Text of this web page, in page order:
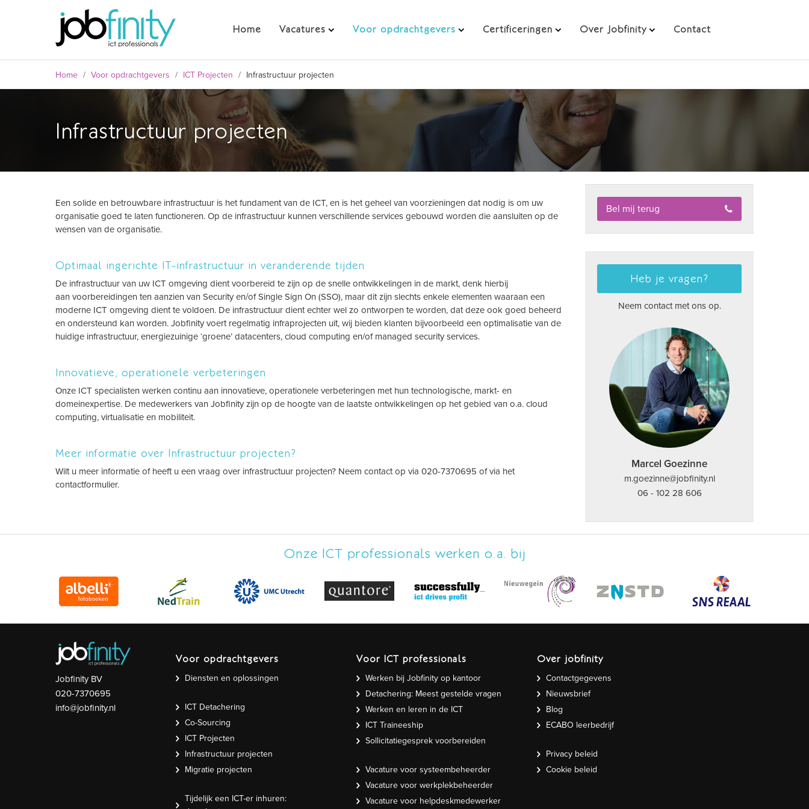
Home Vacatures Voor opdrachtgevers Certificeringen Over Jobfinity Contact
Home / Voor opdrachtgevers / ICT Projecten / Infrastructuur projecten
Infrastructuur projecten
formulier
Een solide en betrouwbare infrastructuur is het fundament van de ICT, en is het geheel van voorzieningen dat nodig is om uw
organisatie goed te laten functioneren. Op de infrastructuur kunnen verschillende services gebouwd worden die aansluiten op de
wensen van de organisatie.
Optimaal ingerichte IT-infrastructuur in veranderende tijden
De infrastructuur van uw ICT omgeving dient voorbereid te zijn op de snelle ontwikkelingen in de markt, denk hierbij
aan voorbereidingen ten aanzien van Security en/of Single Sign On (SSO), maar dit zijn slechts enkele elementen waaraan een
moderne ICT omgeving dient te voldoen. De infrastructuur dient echter wel zo ontworpen te worden, dat deze ook goed beheerd
en ondersteund kan worden. Jobfinity voert regelmatig infraprojecten uit, wij bieden klanten bijvoorbeeld een optimalisatie van de
huidige infrastructuur, energiezuinige ‘groene’ datacenters, cloud computing en/of managed security services.
Innovatieve, operationele verbeteringen
Onze ICT specialisten werken continu aan innovatieve, operationele verbeteringen met hun technologische, markt- en
domeinexpertise. De medewerkers van Jobfinity zijn op de hoogte van de laatste ontwikkelingen op het gebied van o.a. cloud
computing, virtualisatie en mobiliteit.
Meer informatie over Infrastructuur projecten?
Wilt u meer informatie of heeft u een vraag over infrastructuur projecten? Neem contact op via 020-7370695 of via het
contactformulier.
Bel mij terug
Heb je vragen?
Neem contact met ons op.
Marcel Goezinne
m.goezinne@jobfinity.nl
06 - 102 28 606
Onze ICT professionals werken o.a. bij
Jobfinity BV
020-7370695
info@jobfinity.nl
Voor opdrachtgevers
Diensten en oplossingen
ICT Detachering
Co-Sourcing
ICT Projecten
Infrastructuur projecten
Migratie projecten
Tijdelijk een ICT-er inhuren:
Voor ICT professionals
Werken bij Jobfinity op kantoor
Detachering: Meest gestelde vragen
Werken en leren in de ICT
ICT Traineeship
Sollicitatiegesprek voorbereiden
Vacature voor systeembeheerder
Vacature voor werkplekbeheerder
Vacature voor helpdeskmedewerker
Over jobfinity
Contactgegevens
Nieuwsbrief
Blog
ECABO leerbedrijf
Privacy beleid
Cookie beleid